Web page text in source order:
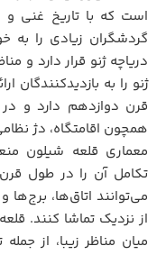
است که با تاریخ غنی
گردشگران زیادی را
دریاچه ژنو قرار دارد و
ژنو را به
قرن دوازدهم دارد و
همچون اقامتگاه، دژ
معماری قلعه شیلون
تکامل آن را در طول
می‌توانند اتاق‌ها،
از نزدیک تماشا کنند.
میان مناظر زیبا، از